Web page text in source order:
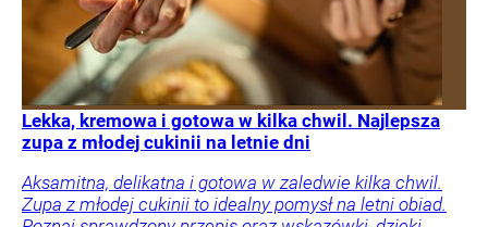
Lekka, kremowa i gotowa w kilka chwil. Najlepsza
zupa z młodej cukinii na letnie dni
Aksamitna, delikatna i gotowa w zaledwie kilka chwil.
Zupa z młodej cukinii to idealny pomysł na letni obiad.